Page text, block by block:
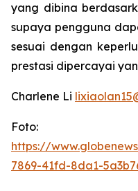
yang dibina
supaya pengguna
sesuai dengan
prestasi dipercayai
Charlene Li
Foto:
https://
7869-41fd-8da1-